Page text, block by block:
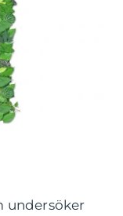
undersöker